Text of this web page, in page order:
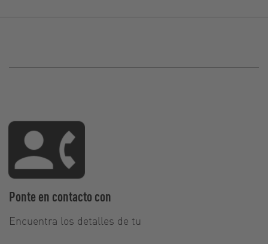
Ponte en contacto con
Encuentra los detalles de tu